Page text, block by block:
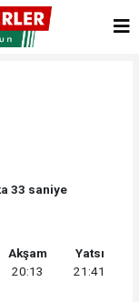
33 saniye
Akşam
20:13
Yatsı
21:41